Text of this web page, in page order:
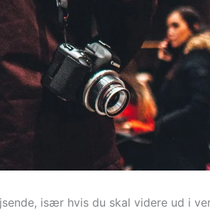
især hvis du skal videre ud i